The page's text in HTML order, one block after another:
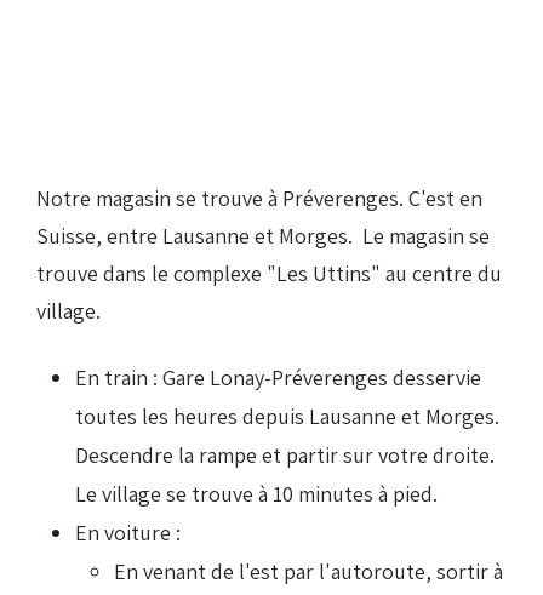
Notre magasin se trouve à Préverenges. C'est en
Suisse, entre Lausanne et Morges. Le magasin se
trouve dans le complexe "Les Uttins" au centre du
village.
En train : Gare Lonay-Préverenges desservie
toutes les heures depuis Lausanne et Morges.
Descendre la rampe et partir sur votre droite.
Le village se trouve à 10 minutes à pied.
En voiture :
En venant de l'est par l'autoroute, sortir à